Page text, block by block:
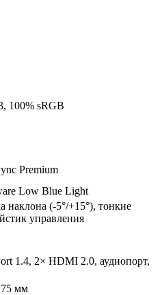
100% sRGB
Premium
Low Blue Light
наклона (-5°/+15°), тонкие
управления
1.4, 2× HDMI 2.0, аудиопорт,
мм